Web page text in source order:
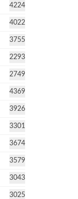
4224
4022
3755
2293
2749
4369
3926
3301
3674
3579
3043
3025